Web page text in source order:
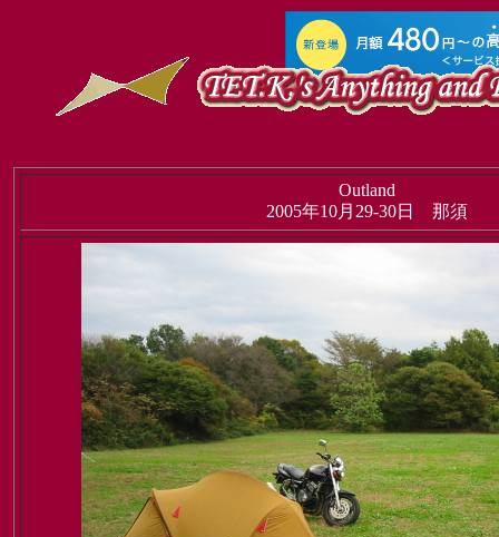
Outland
2005年10月29-30日 那須